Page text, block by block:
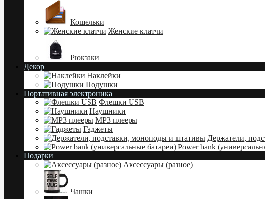
Кошельки
Женские клатчи
Рюкзаки
Декор
Наклейки
Подушки
Портативная электроника
Флешки USB
Наушники
MP3 плееры
Гаджеты
Держатели,
Power bank
Подарки
Аксессуары (разное)
Чашки